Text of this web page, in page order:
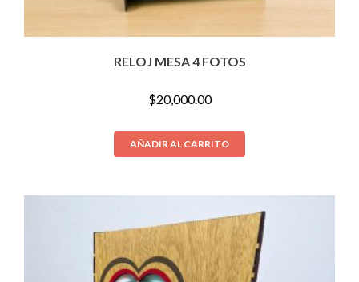
RELOJ MESA 4 FOTOS
$20,000.00
AÑADIR AL CARRITO